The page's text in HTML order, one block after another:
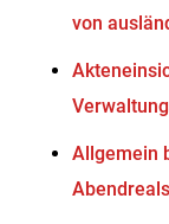
von
Allgemein